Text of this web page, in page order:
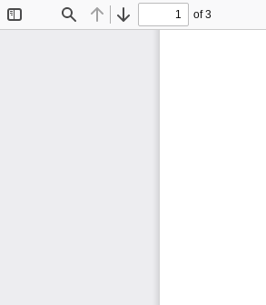
Find Previous
Next
of 3